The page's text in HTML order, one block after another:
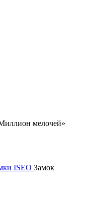
мелочей»
ISEO Замок